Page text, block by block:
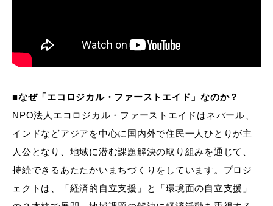
■なぜ「エコロジカル・ファーストエイド」なのか？
NPO法人エコロジカル・ファーストエイドはネパール、
インドなどアジアを中心に国内外で住民一人ひとりが主
人公となり、地域に潜む課題解決の取り組みを通じて、
持続できるあたたかいまちづくりをしています。プロジ
ェクトは、「経済的自立支援」と「環境面の自立支援」